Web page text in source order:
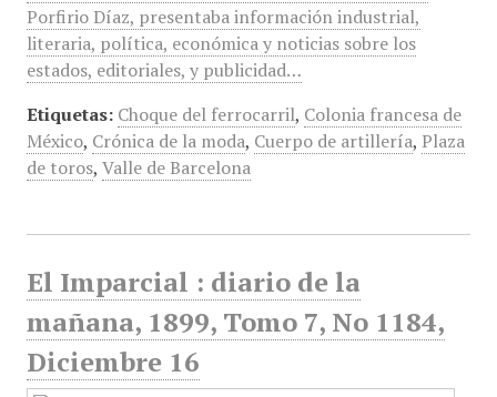
Porfirio Díaz, presentaba información industrial,
literaria, política, económica y noticias sobre los
estados, editoriales, y publicidad…
Etiquetas: Choque del ferrocarril, Colonia francesa de
México, Crónica de la moda, Cuerpo de artillería, Plaza
de toros, Valle de Barcelona
El Imparcial : diario de la
mañana, 1899, Tomo 7, No 1184,
Diciembre 16